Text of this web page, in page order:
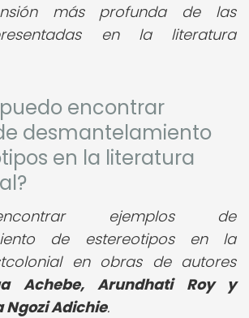
más profunda de las
en la literatura
encontrar
desmantelamiento
en la literatura
ejemplos de
de estereotipos en la
en obras de autores
Achebe, Arundhati Roy y
Adichie.